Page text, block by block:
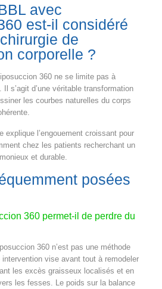
avec
est-il considéré
de
corporelle ?
360 ne se limite pas à
s’agit d’une véritable transformation
les courbes naturelles du corps
explique l’engouement croissant pour
chez les patients recherchant un
et durable.
posées
360 permet-il de perdre du
360 n’est pas une méthode
vise avant tout à remodeler
les excès graisseux localisés et en
les fesses. Le poids sur la balance